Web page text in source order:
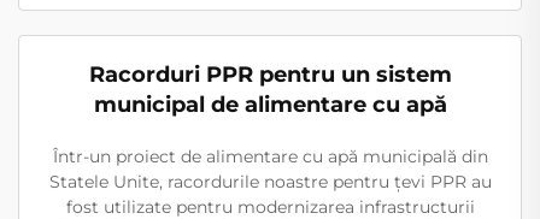
Racorduri PPR pentru un sistem
municipal de alimentare cu apă
Într-un proiect de alimentare cu apă municipală din
Statele Unite, racordurile noastre pentru țevi PPR au
fost utilizate pentru modernizarea infrastructurii